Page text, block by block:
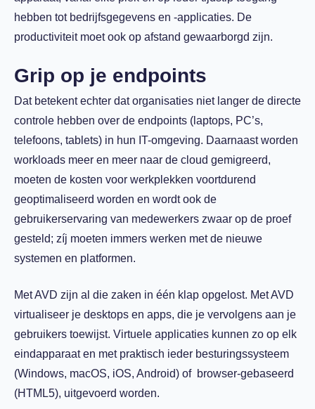
hebben tot bedrijfsgegevens en -applicaties. De
productiviteit moet ook op afstand gewaarborgd zijn.
Grip op je endpoints
Dat betekent echter dat organisaties niet langer de directe
controle hebben over de endpoints (laptops, PC’s,
telefoons, tablets) in hun IT-omgeving. Daarnaast worden
workloads meer en meer naar de cloud gemigreerd,
moeten de kosten voor werkplekken voortdurend
geoptimaliseerd worden en wordt ook de
gebruikerservaring van medewerkers zwaar op de proef
gesteld; zíj moeten immers werken met de nieuwe
systemen en platformen.
Met AVD zijn al die zaken in één klap opgelost. Met AVD
virtualiseer je desktops en apps, die je vervolgens aan je
gebruikers toewijst. Virtuele applicaties kunnen zo op elk
eindapparaat en met praktisch ieder besturingssysteem
(Windows, macOS, iOS, Android) of browser-gebaseerd
(HTML5), uitgevoerd worden.